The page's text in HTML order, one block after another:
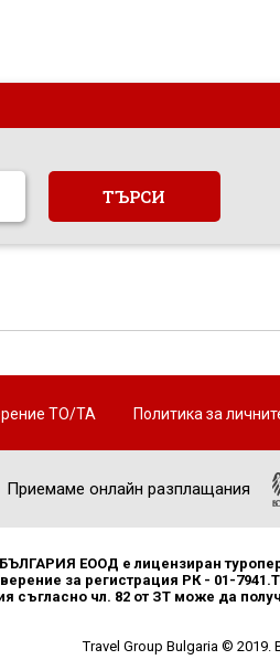
ТО/ТА Политика за
Приемаме онлайн разплащания
ЕООД е лицензиран
за регистрация РК - 01-
съгласно чл. 82 от ЗТ може да
Travel Group Bulgaria © 2019.